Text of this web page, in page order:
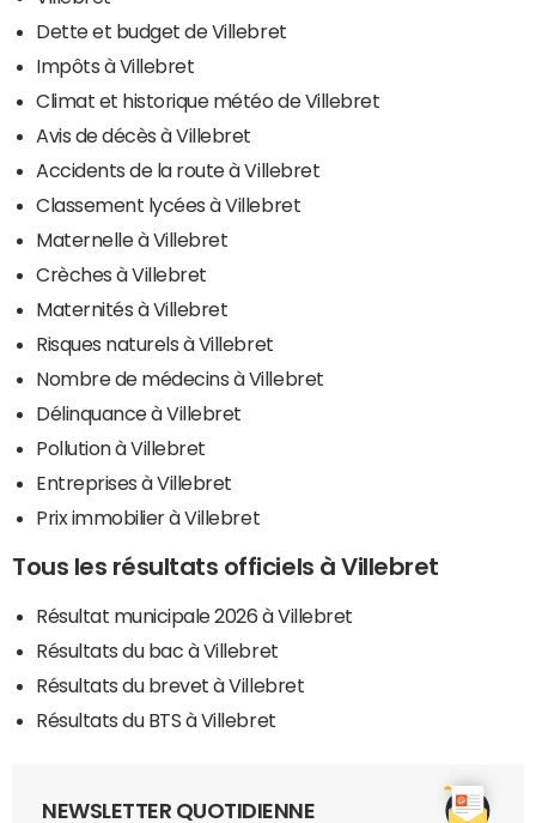
Dette et budget de Villebret
Impôts à Villebret
Climat et historique météo de Villebret
Avis de décès à Villebret
Accidents de la route à Villebret
Classement lycées à Villebret
Maternelle à Villebret
Crèches à Villebret
Maternités à Villebret
Risques naturels à Villebret
Nombre de médecins à Villebret
Délinquance à Villebret
Pollution à Villebret
Entreprises à Villebret
Prix immobilier à Villebret
Tous les résultats officiels à Villebret
Résultat municipale 2026 à Villebret
Résultats du bac à Villebret
Résultats du brevet à Villebret
Résultats du BTS à Villebret
NEWSLETTER QUOTIDIENNE